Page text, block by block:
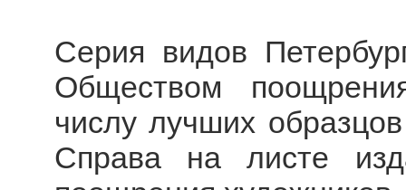
Серия видов
Обществом
числу лучших
Справа на листе